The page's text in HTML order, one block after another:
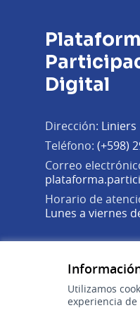
Utilizamos
experiencia
Digital
Dirección: Liniers
Teléfono: (+598)
Correo
Horario de
Lunes a viernes
(Enlace externo)
(Enlace externo)
(Enlace